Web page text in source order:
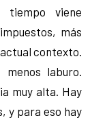
tiempo viene
más
contexto.
menos laburo.
muy alta. Hay
y para eso hay